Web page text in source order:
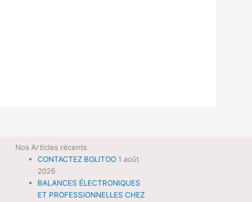
Nos Articles récents
CONTACTEZ BOLITOO 1 août
2026
BALANCES ÉLECTRONIQUES
ET PROFESSIONNELLES CHEZ